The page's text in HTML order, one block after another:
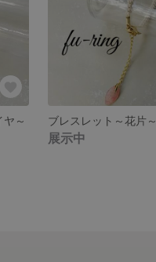
～ ブレスレット～花片～
展示中